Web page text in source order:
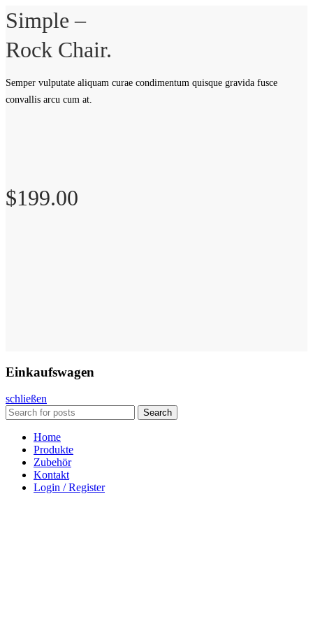
Simple –
Rock Chair.
Semper vulputate aliquam curae condimentum quisque gravida fusce
convallis arcu cum at.
$199.00
Einkaufswagen
schließen
Search
Home
Produkte
Zubehör
Kontakt
Login / Register